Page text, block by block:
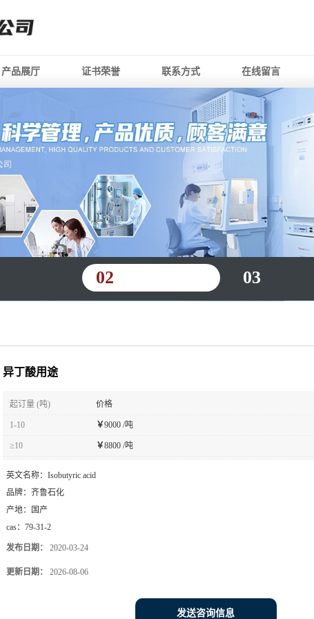
产品展厅 证书荣誉 联系方式 在线留言
02 03
异丁酸用途
起订量 (吨) 价格
1-10 ￥9000 /吨
≥10 ￥8800 /吨
英文名称： Isobutyric acid
品牌： 齐鲁石化
产地：
国产
cas： 79-31-2
发布日期： 2020-03-24
更新日期： 2026-08-06
发送咨询信息